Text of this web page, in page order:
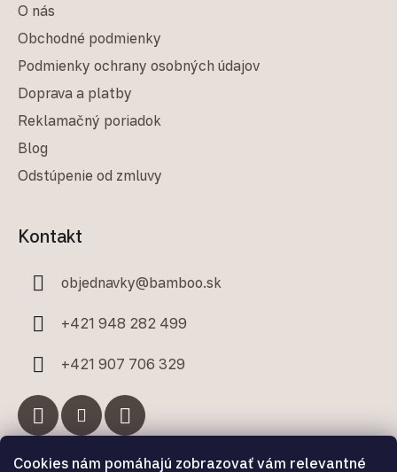
Cookies nám pomáhajú zobrazovať vám relevantné
O nás
Obchodné podmienky
Podmienky ochrany osobných údajov
Doprava a platby
Reklamačný poriadok
Blog
Odstúpenie od zmluvy
Kontakt
objednavky@bamboo.sk
+421 948 282 499
+421 907 706 329